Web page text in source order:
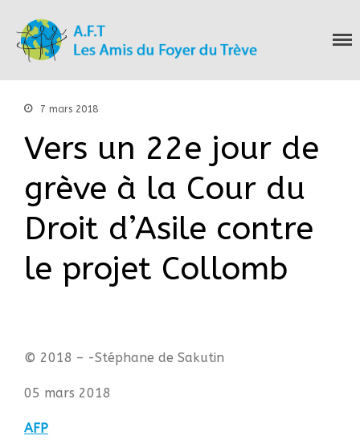
Accueil
Nos actions
S’informer
Documentation
Hébergement​
Les Amis du Foyer
7 mars 2018
Vers un 22e jour de
grève à la Cour du
Droit d’Asile contre
le projet Collomb
© 2018 – -Stéphane de Sakutin
05 mars 2018
AFP